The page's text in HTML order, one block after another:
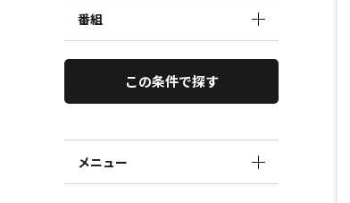
番組
この条件で探す
メニュー